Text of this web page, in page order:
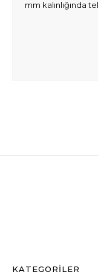
mm kalınlığında
KATEGORİLER